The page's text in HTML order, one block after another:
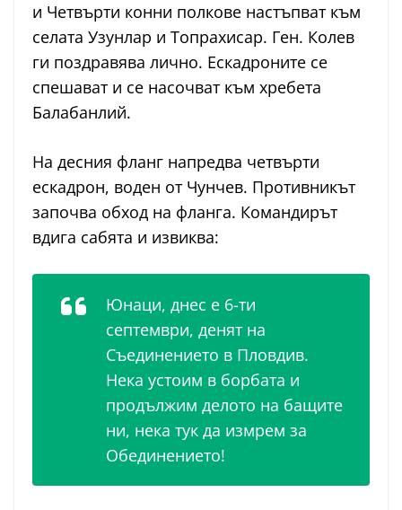
и Четвърти конни полкове настъпват към
селата Узунлар и Топрахисар. Ген. Колев
ги поздравява лично. Ескадроните се
спешават и се насочват към хребета
Балабанлий.
На десния фланг напредва четвърти
ескадрон, воден от Чунчев. Противникът
започва обход на фланга. Командирът
вдига сабята и извиква:
Юнаци, днес е 6-ти
септември, денят на
Съединението в Пловдив.
Нека устоим в борбата и
продължим делото на бащите
ни, нека тук да измрем за
Обединението!